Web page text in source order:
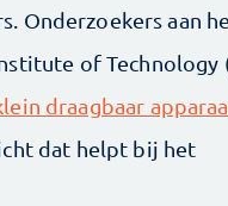
Onderzoekers aan
of Technology
draagbaar
dat helpt bij het